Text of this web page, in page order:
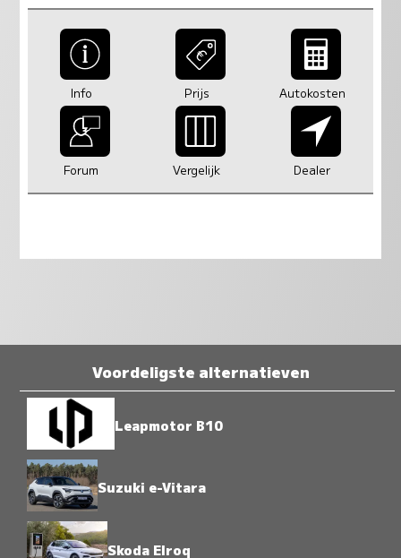
Info Prijs Autokosten
Forum Vergelijk Dealer
Voordeligste alternatieven
Leapmotor B10
Suzuki e-Vitara
Skoda Elroq